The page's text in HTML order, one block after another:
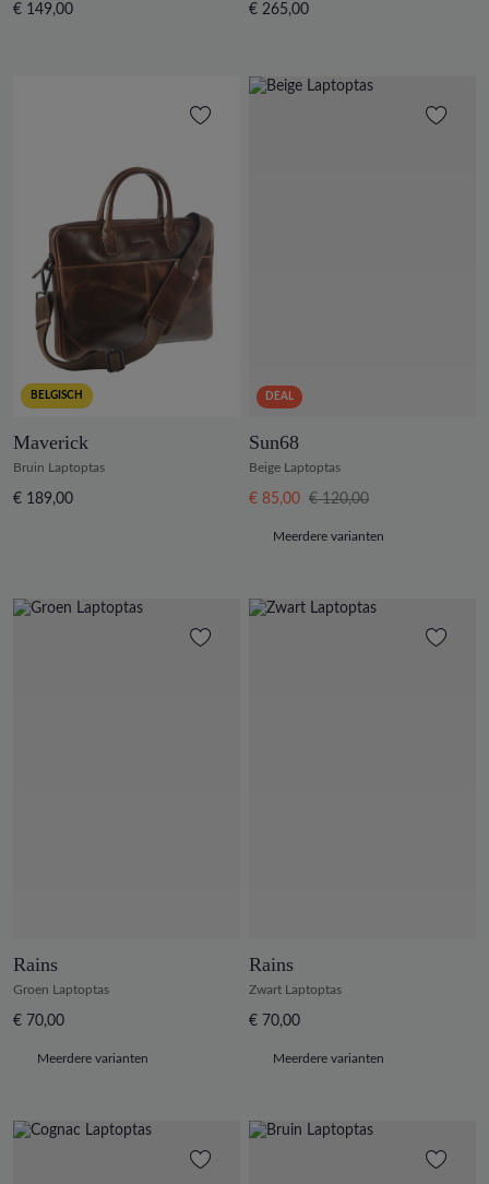
€ 149,00 € 265,00
BELGISCH
Maverick
Bruin Laptoptas
€ 189,00
DEAL
Sun68
Beige Laptoptas
€ 85,00 € 120,00
Meerdere varianten
Rains
Groen Laptoptas
€ 70,00
Meerdere varianten
Rains
Zwart Laptoptas
€ 70,00
Meerdere varianten